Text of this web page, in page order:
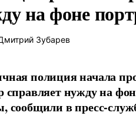
на фоне
Зубарев
полиция начала
справляет нужду на
сообщили в пресс-